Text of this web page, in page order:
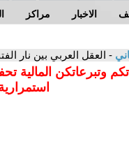
مراكز الاخبار
- العقل العربي بين نار
وتبرعاتكن المالية